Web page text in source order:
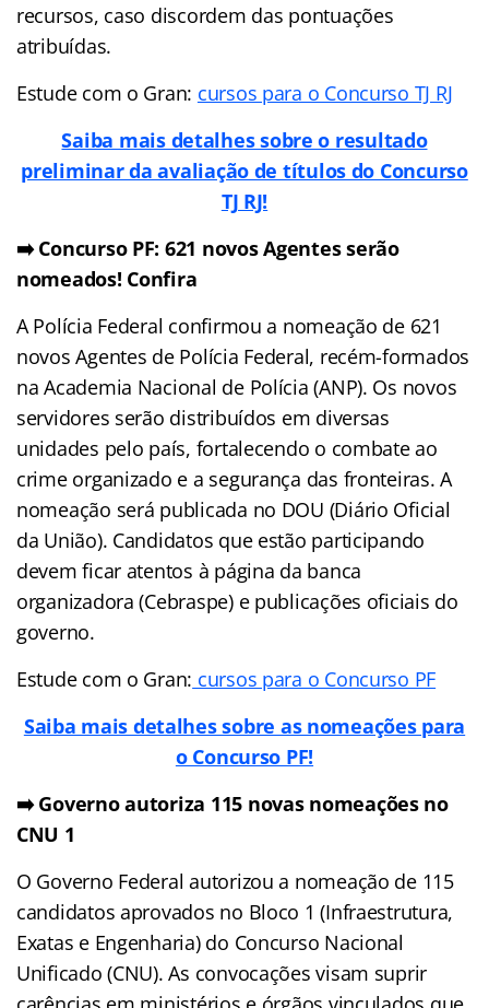
recursos, caso discordem das pontuações
atribuídas.
Estude com o Gran: cursos para o Concurso TJ RJ
Saiba mais detalhes sobre o resultado
preliminar da avaliação de títulos do Concurso
TJ RJ!
➡️ Concurso PF: 621 novos Agentes serão
nomeados! Confira
A Polícia Federal confirmou a nomeação de 621
novos Agentes de Polícia Federal, recém-formados
na Academia Nacional de Polícia (ANP). Os novos
servidores serão distribuídos em diversas
unidades pelo país, fortalecendo o combate ao
crime organizado e a segurança das fronteiras. A
nomeação será publicada no DOU (Diário Oficial
da União). Candidatos que estão participando
devem ficar atentos à página da banca
organizadora (Cebraspe) e publicações oficiais do
governo.
Estude com o Gran: cursos para o Concurso PF
Saiba mais detalhes sobre as nomeações para
o Concurso PF!
➡️ Governo autoriza 115 novas nomeações no
CNU 1
O Governo Federal autorizou a nomeação de 115
candidatos aprovados no Bloco 1 (Infraestrutura,
Exatas e Engenharia) do Concurso Nacional
Unificado (CNU). As convocações visam suprir